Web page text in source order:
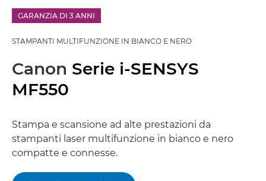
GARANZIA DI 3 ANNI
STAMPANTI MULTIFUNZIONE IN BIANCO E NERO
Canon Serie i-SENSYS
MF550
Stampa e scansione ad alte prestazioni da
stampanti laser multifunzione in bianco e nero
compatte e connesse.